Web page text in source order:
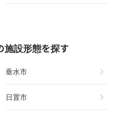
施設形態を探す
垂水市 chevron_right
日置市 chevron_right